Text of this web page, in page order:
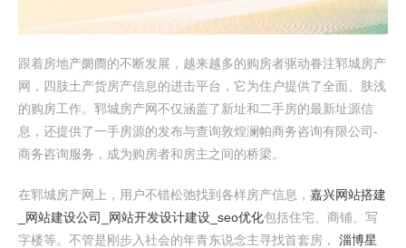
跟着房地产阛阓的不断发展，越来越多的购房者驱动眷注郓城房产
网，四肢土产货房产信息的进击平台，它为住户提供了全面、肤浅
的购房工作。郓城房产网不仅涵盖了新址和二手房的最新址源信
息，还提供了一手房源的发布与查询敦煌澜帕商务咨询有限公司-
商务咨询服务，成为购房者和房主之间的桥梁。
在郓城房产网上，用户不错松弛找到各样房产信息， 嘉兴网站搭建
_网站建设公司_网站开发设计建设_seo优化包括住宅、商铺、写
字楼等。不管是刚步入社会的年青东说念主寻找首套房， 淄博星